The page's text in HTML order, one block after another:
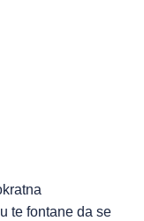
te fontane da se